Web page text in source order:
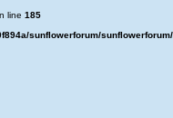
line 185
sunflowerforum/